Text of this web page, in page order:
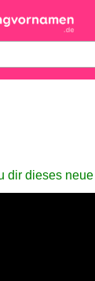
dir dieses